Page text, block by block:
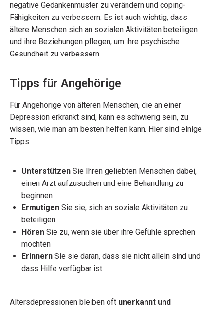
negative Gedankenmuster zu verändern und coping-
Fähigkeiten zu verbessern. Es ist auch wichtig, dass
ältere Menschen sich an sozialen Aktivitäten beteiligen
und ihre Beziehungen pflegen, um ihre psychische
Gesundheit zu verbessern.
Tipps für Angehörige
Für Angehörige von älteren Menschen, die an einer
Depression erkrankt sind, kann es schwierig sein, zu
wissen, wie man am besten helfen kann. Hier sind einige
Tipps:
Unterstützen Sie Ihren geliebten Menschen dabei,
einen Arzt aufzusuchen und eine Behandlung zu
beginnen
Ermutigen Sie sie, sich an soziale Aktivitäten zu
beteiligen
Hören Sie zu, wenn sie über ihre Gefühle sprechen
möchten
Erinnern Sie sie daran, dass sie nicht allein sind und
dass Hilfe verfügbar ist
Altersdepressionen bleiben oft unerkannt und